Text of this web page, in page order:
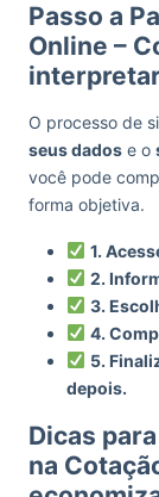
Passo a
Online –
O processo de
seus dados e o
você pode
forma objetiva.
1.
2.
3.
4.
5.
depois.
Dicas
na